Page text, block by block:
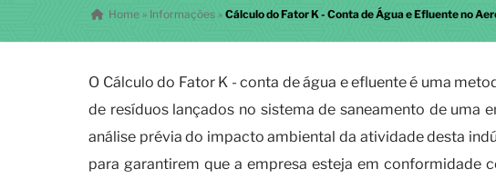
Home » Informações »Cálculo do Fator K - Conta de Água e Efluente no
O Cálculo do Fator K - conta de água e efluente é uma
de resíduos lançados no sistema de saneamento de uma
análise prévia do impacto ambiental da atividade desta
para garantirem que a empresa esteja em conformidade